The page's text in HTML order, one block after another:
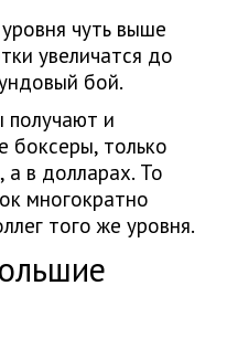
чуть выше
увеличатся до
бой.
и
боксеры, только
а в долларах. То
многократно
того же уровня.